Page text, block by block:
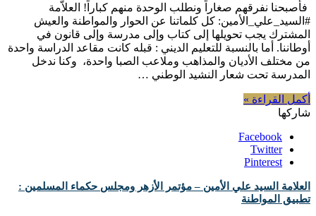
فأصبحنا نفرقهم صغاراً ونطلب الوحدة منهم كباراً! العلاّمة
#السيد_علي_الأمين: كل كلماتنا عن الحوار والمواطنة والعيش
المشترك يجب تحويلها إلى كتاب وإلى مدرسة وإلى قانون في
أوطاننا. أما بالنسبة للتعليم الديني : قبله كانت مقاعد الدراسة واحدة
من مختلف الأديان والمذاهب وملاعب الصبا واحدة، وكنا ندخل
المدرسة تحت شعار النشيد الوطني …
أكمل القراءة »
شاركها
Facebook
Twitter
Pinterest
العلامة السيد علي الأمين – مؤتمر الأزهر ومجلس حكماء المسلمين :
تطبيق المواطنة